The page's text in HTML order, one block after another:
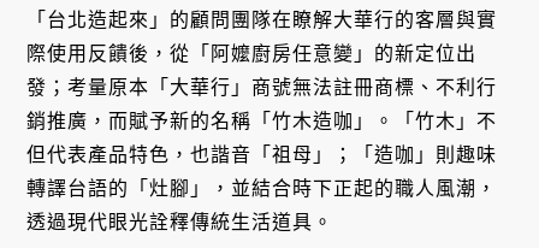
「台北造起來」的顧問團隊在瞭解大華行的客層與實
際使用反饋後，從「阿嬤廚房任意變」的新定位出
發；考量原本「大華行」商號無法註冊商標、不利行
銷推廣，而賦予新的名稱「竹木造咖」。「竹木」不
但代表產品特色，也諧音「祖母」；「造咖」則趣味
轉譯台語的「灶腳」，並結合時下正起的職人風潮，
透過現代眼光詮釋傳統生活道具。